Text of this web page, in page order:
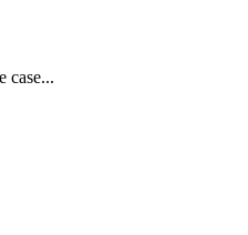
case...